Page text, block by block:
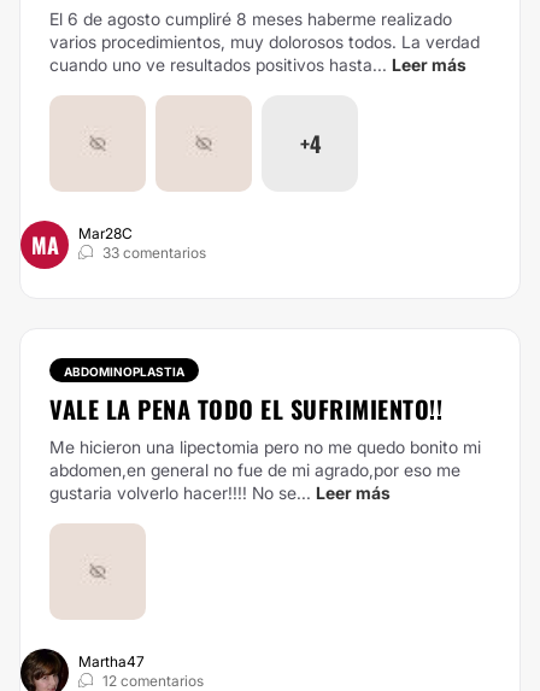
El 6 de agosto cumpliré 8 meses haberme realizado
varios procedimientos, muy dolorosos todos. La verdad
cuando uno ve resultados positivos hasta... Leer más
+4
MA
Mar28C
33 comentarios
ABDOMINOPLASTIA
VALE LA PENA TODO EL SUFRIMIENTO!!
Me hicieron una lipectomia pero no me quedo bonito mi
abdomen,en general no fue de mi agrado,por eso me
gustaria volverlo hacer!!!! No se... Leer más
Martha47
12 comentarios